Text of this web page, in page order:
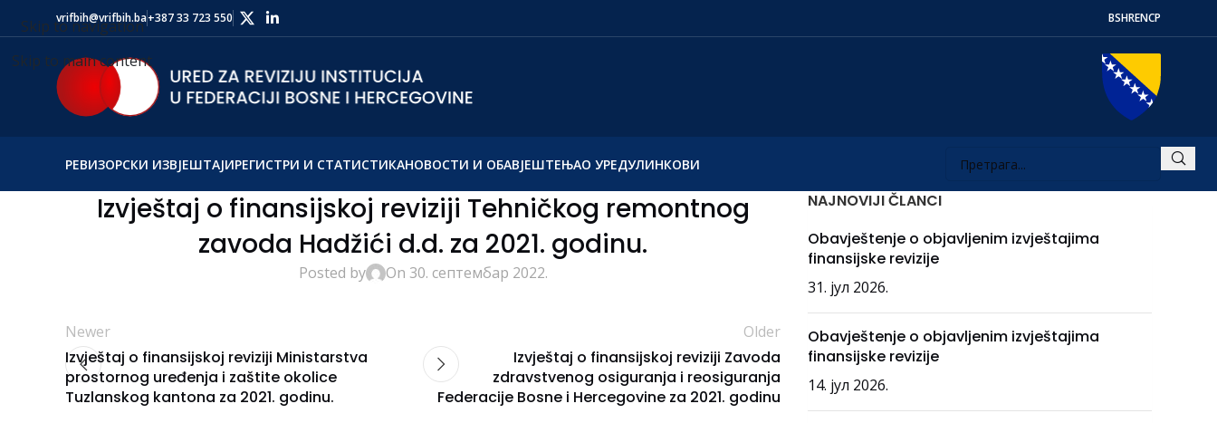
Skip to navigation
Skip to main content
vrifbih@vrifbih.ba+387 33 723 550 BSHRENСР
РЕВИЗОРСКИ ИЗВЈЕШТАЈИРЕГИСТРИ И СТАТИСТИКАНОВОСТИ И ОБАВЈЕШТЕЊАО УРЕДУЛИНКОВИ
Izvještaj o finansijskoj reviziji Tehničkog remontnog
zavoda Hadžići d.d. za 2021. godinu.
Posted by On 30. септембар 2022.
Newer
Izvještaj o finansijskoj reviziji Ministarstva
prostornog uređenja i zaštite okolice
Tuzlanskog kantona za 2021. godinu.
Older
Izvještaj o finansijskoj reviziji Zavoda
zdravstvenog osiguranja i reosiguranja
Federacije Bosne i Hercegovine za 2021. godinu
NAJNOVIJI ČLANCI
Obavještenje o objavljenim izvještajima
finansijske revizije
31. јул 2026.
Obavještenje o objavljenim izvještajima
finansijske revizije
14. јул 2026.